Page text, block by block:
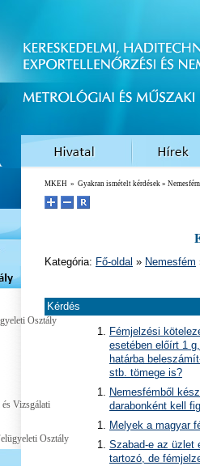
Osztály
Vizsgálati
Osztály
MKEH » Gyakran ismételt kérdések »
Kategória: Fő-oldal » Nemesfém
Kérdés
Fémjelzési
esetében előírt 1
határba
stb. tömege is?
Nemesfémből
darabonként kell
Melyek a magyar
Szabad-e az üzlet
tartozó, de